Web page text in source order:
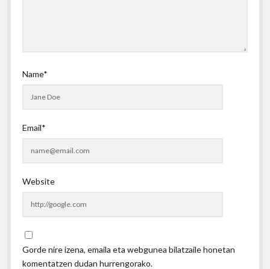
Name*
Email*
Website
Gorde nire izena, emaila eta webgunea bilatzaile honetan
komentatzen dudan hurrengorako.